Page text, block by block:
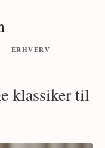
ERHVERV
klassiker til